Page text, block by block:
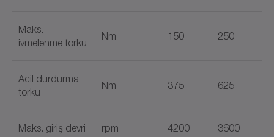
Maks.
ivmelenme torku
Nm 150 250
Acil durdurma
torku
Nm 375 625
Maks. giriş devri rpm 4200 3600